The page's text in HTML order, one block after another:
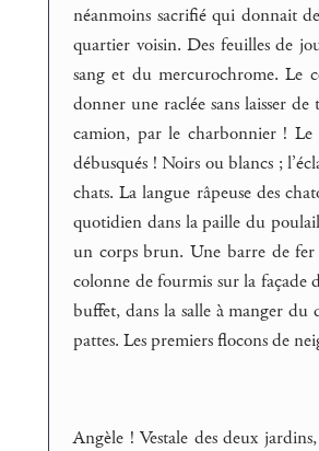
néanmoins sacrifié qui donnait
quartier voisin. Des feuilles de
sang et du mercurochrome. Le
donner une raclée sans laisser de
camion, par le charbonnier !
débusqués ! Noirs ou blancs ;
chats. La langue râpeuse des
quotidien dans la paille du
un corps brun. Une barre de fer
colonne de fourmis sur la façade
buffet, dans la salle à manger du
pattes. Les premiers flocons de
Angèle ! Vestale des deux